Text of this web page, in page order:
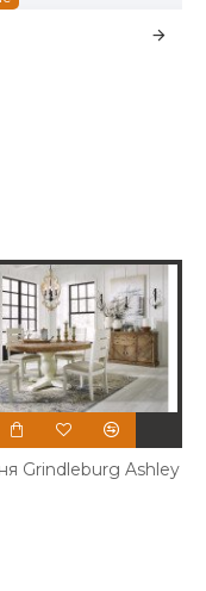
драбини.
Grindleburg Ashley